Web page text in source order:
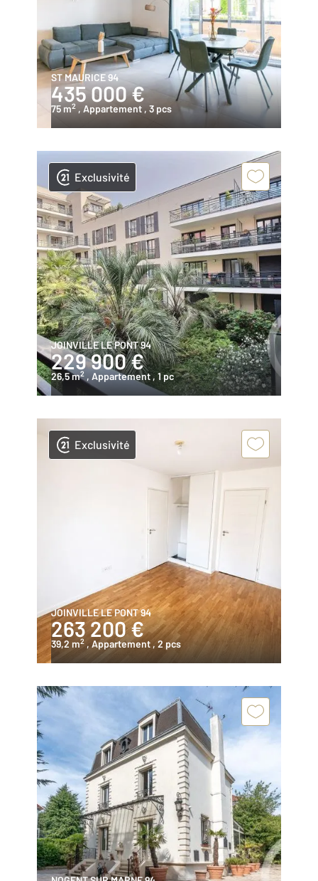
ST MAURICE 94
435 000 €
75 m2 , Appartement , 3 pcs
Exclusivité
JOINVILLE LE PONT 94
229 900 €
26,5 m2 , Appartement , 1 pc
Exclusivité
JOINVILLE LE PONT 94
263 200 €
39,2 m2 , Appartement, 2 pcs